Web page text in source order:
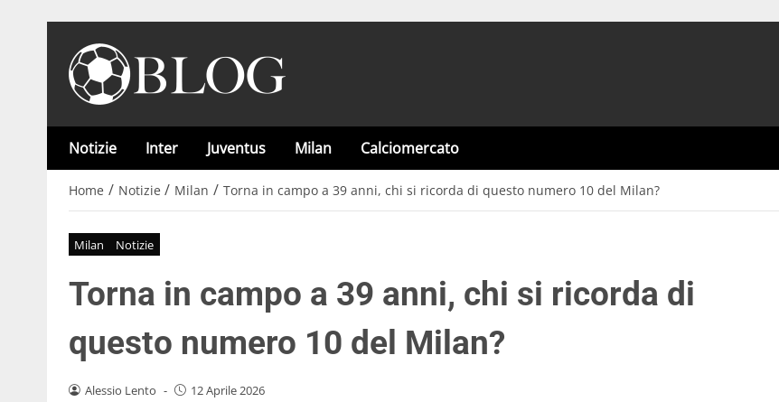
Notizie Inter Juventus Milan Calciomercato
Home / Notizie / Milan / Torna in campo a 39 anni, chi si ricorda di questo numero 10 del Milan?
Milan Notizie
Torna in campo a 39 anni, chi si ricorda di
questo numero 10 del Milan?
Alessio Lento - 12 Aprile 2026